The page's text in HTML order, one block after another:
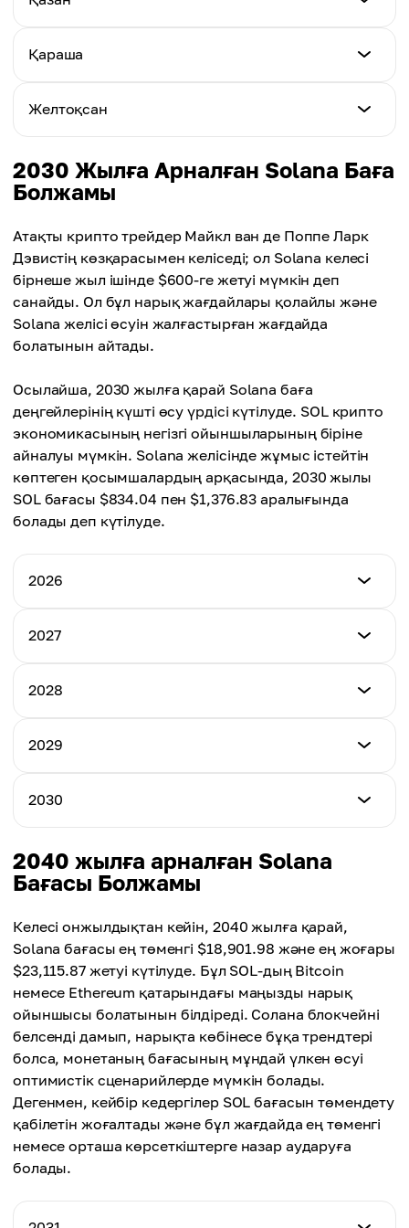
Ең жоғары баға
Ең жоғары баға
Ең төмен баға
Ең жоғары баға
Орташа баға
Қараша
Ең төмен баға
Ең жоғары баға
$151.20
Орташа баға
$139.40
Желтоқсан
$92.10
$150.80
Орташа баға
$139.00
2030 Жылға Арналған Solana Баға
Болжамы
Атақты крипто трейдер Майкл ван де Поппе Ларк
Дэвистің көзқарасымен келіседі; ол Solana келесі
бірнеше жыл ішінде $600-ге жетуі мүмкін деп
санайды. Ол бұл нарық жағдайлары қолайлы және
Solana желісі өсуін жалғастырған жағдайда
болатынын айтады.
Осылайша, 2030 жылға қарай Solana баға
деңгейлерінің күшті өсу үрдісі күтілуде. SOL крипто
экономикасының негізгі ойыншыларының біріне
айналуы мүмкін. Solana желісінде жұмыс істейтін
көптеген қосымшалардың арқасында, 2030 жылы
SOL бағасы $834.04 пен $1,376.83 аралығында
болады деп күтілуде.
2026
Ең төмен баға
Ең жоғары баға
2027
Ең төмен баға
Ең жоғары баға
2028
Ең төмен баға
Ең жоғары баға
Орташа баға
2029
Ең төмен баға
Ең жоғары баға
$917.95
Орташа баға
$774.45
2030
$634.04
Орташа баға
$1,001.95
2040 жылға арналған Solana
Бағасы Болжамы
Келесі онжылдықтан кейін, 2040 жылға қарай,
Solana бағасы ең төменгі $18,901.98 және ең жоғары
$23,115.87 жетуі күтілуде. Бұл SOL-дың Bitcoin
немесе Ethereum қатарындағы маңызды нарық
ойыншысы болатынын білдіреді. Солана блокчейні
белсенді дамып, нарықта көбінесе бұқа трендтері
болса, монетаның бағасының мұндай үлкен өсуі
оптимистік сценарийлерде мүмкін болады.
Дегенмен, кейбір кедергілер SOL бағасын төмендету
қабілетін жоғалтады және бұл жағдайда ең төменгі
немесе орташа көрсеткіштерге назар аударуға
болады.